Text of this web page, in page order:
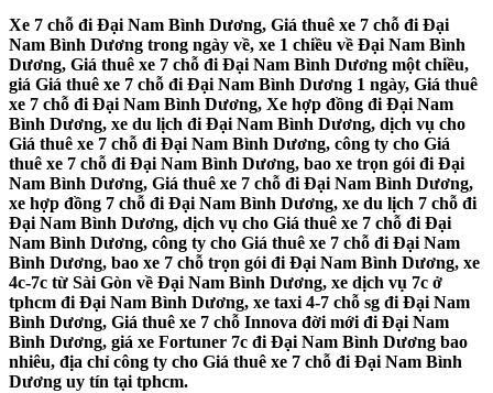
Xe 7 chỗ đi Đại Nam Bình Dương, Giá thuê xe 7 chỗ đi Đại
Nam Bình Dương trong ngày về, xe 1 chiều về Đại Nam Bình
Dương, Giá thuê xe 7 chỗ đi Đại Nam Bình Dương một chiều,
giá Giá thuê xe 7 chỗ đi Đại Nam Bình Dương 1 ngày, Giá thuê
xe 7 chỗ đi Đại Nam Bình Dương, Xe hợp đồng đi Đại Nam
Bình Dương, xe du lịch đi Đại Nam Bình Dương, dịch vụ cho
Giá thuê xe 7 chỗ đi Đại Nam Bình Dương, công ty cho Giá
thuê xe 7 chỗ đi Đại Nam Bình Dương, bao xe trọn gói đi Đại
Nam Bình Dương, Giá thuê xe 7 chỗ đi Đại Nam Bình Dương,
xe hợp đồng 7 chỗ đi Đại Nam Bình Dương, xe du lịch 7 chỗ đi
Đại Nam Bình Dương, dịch vụ cho Giá thuê xe 7 chỗ đi Đại
Nam Bình Dương, công ty cho Giá thuê xe 7 chỗ đi Đại Nam
Bình Dương, bao xe 7 chỗ trọn gói đi Đại Nam Bình Dương, xe
4c-7c từ Sài Gòn về Đại Nam Bình Dương, xe dịch vụ 7c ở
tphcm đi Đại Nam Bình Dương, xe taxi 4-7 chỗ sg đi Đại Nam
Bình Dương, Giá thuê xe 7 chỗ Innova đời mới đi Đại Nam
Bình Dương, giá xe Fortuner 7c đi Đại Nam Bình Dương bao
nhiêu, địa chỉ công ty cho Giá thuê xe 7 chỗ đi Đại Nam Bình
Dương uy tín tại tphcm.